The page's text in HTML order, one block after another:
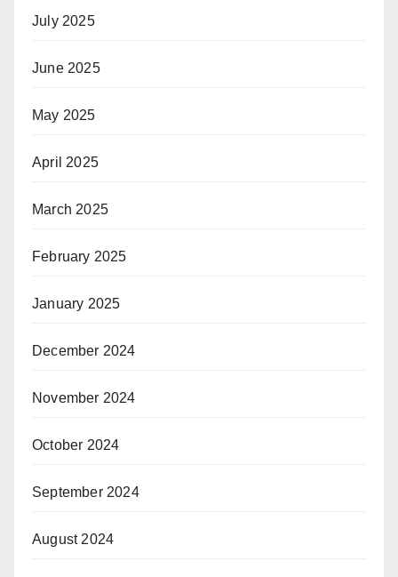
July 2025
June 2025
May 2025
April 2025
March 2025
February 2025
January 2025
December 2024
November 2024
October 2024
September 2024
August 2024